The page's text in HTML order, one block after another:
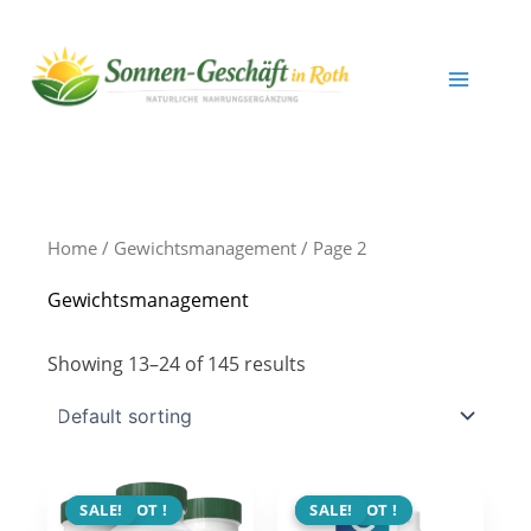
content
Home / Gewichtsmanagement / Page 2
Gewichtsmanagement
Showing 13–24 of 145 results
ANGEBOT !
SALE! ANGEBOT !
SALE!